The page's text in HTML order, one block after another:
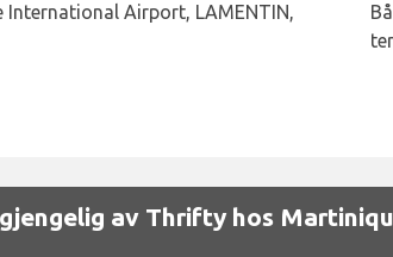
International Airport, LAMENTIN,
av Thrifty hos